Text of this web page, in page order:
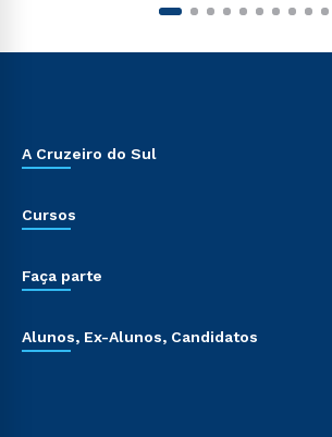
A Cruzeiro do Sul
Cursos
Faça parte
Alunos, Ex-Alunos, Candidatos